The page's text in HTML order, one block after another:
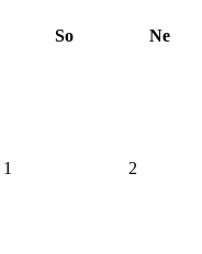
So Ne
1 2